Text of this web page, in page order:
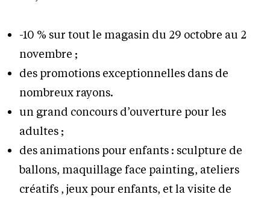
-10 % sur tout le magasin du 29 octobre au 2
novembre ;
des promotions exceptionnelles dans de
nombreux rayons.
un grand concours d’ouverture pour les
adultes ;
des animations pour enfants : sculpture de
ballons, maquillage face painting, ateliers
créatifs , jeux pour enfants, et la visite de